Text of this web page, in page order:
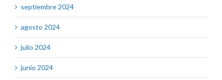
septiembre 2024
agosto 2024
julio 2024
junio 2024